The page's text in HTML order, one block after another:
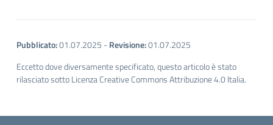
Pubblicato:01.07.2025 -Revisione:01.07.2025
Eccetto dove diversamente specificato, questo articolo è stato
rilasciato sotto Licenza Creative Commons Attribuzione 4.0 Italia.